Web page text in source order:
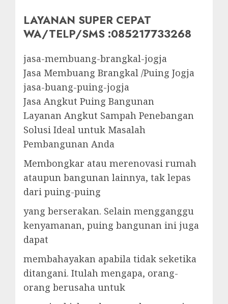
LAYANAN SUPER CEPAT
WA/TELP/SMS :085217733268
jasa-membuang-brangkal-jogja
Jasa Membuang Brangkal /Puing Jogja
jasa-buang-puing-jogja
Jasa Angkut Puing Bangunan
Layanan Angkut Sampah Penebangan
Solusi Ideal untuk Masalah
Pembangunan Anda
Membongkar atau merenovasi rumah
ataupun bangunan lainnya, tak lepas
dari puing-puing
yang berserakan. Selain mengganggu
kenyamanan, puing bangunan ini juga
dapat
membahayakan apabila tidak seketika
ditangani. Itulah mengapa, orang-
orang berusaha untuk